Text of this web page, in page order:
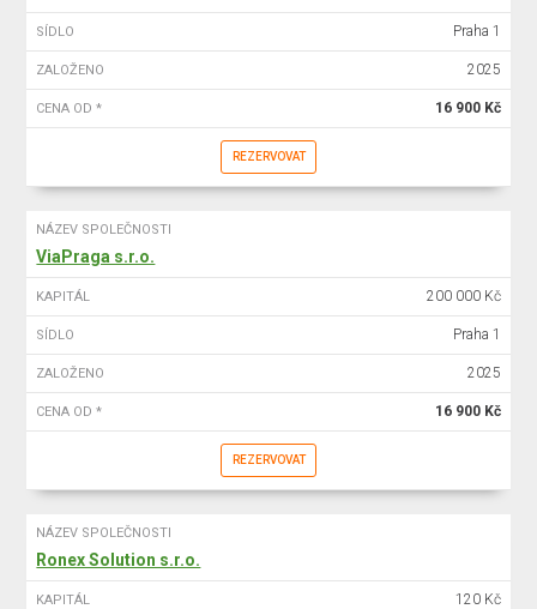
SÍDLO Praha 1
ZALOŽENO 2025
CENA OD * 16 900 Kč
REZERVOVAT
NÁZEV SPOLEČNOSTI
ViaPraga s.r.o.
KAPITÁL 200 000 Kč
SÍDLO Praha 1
ZALOŽENO 2025
CENA OD * 16 900 Kč
REZERVOVAT
NÁZEV SPOLEČNOSTI
Ronex Solution s.r.o.
KAPITÁL 120 Kč